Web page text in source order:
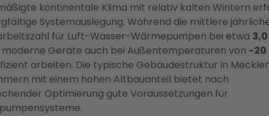
kontinentale Klima mit relativ kalten Wintern
Systemauslegung. Während die mittlere
für Luft-Wasser-Wärmepumpen bei etwa 3,0
Geräte auch bei Außentemperaturen von -20
arbeiten. Die typische Gebäudestruktur in
mit einem hohen Altbauanteil bietet nach
Optimierung gute Voraussetzungen für